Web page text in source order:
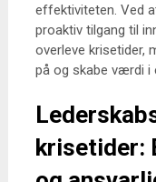
effektiviteten. Ved
proaktiv tilgang til
overleve krisetider,
på og skabe værdi i
krisetider: